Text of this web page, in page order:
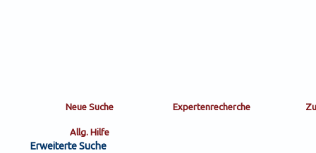
Erweiterte Suche